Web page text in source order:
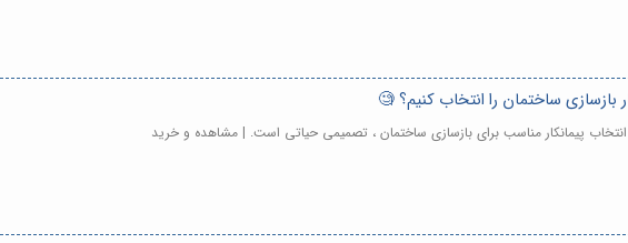
بازسازی ساختمان را انتخاب کنیم؟ 🧐
پیمانکار مناسب برای بازسازی ساختمان ، تصمیمی حیاتی است. | مشاهده و خرید